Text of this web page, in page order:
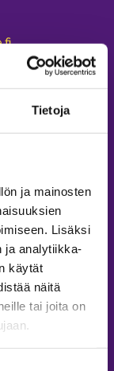
Tietoja
ja mainosten
Lisäksi
ja analytiikka-
käytät
näitä
tai joita on